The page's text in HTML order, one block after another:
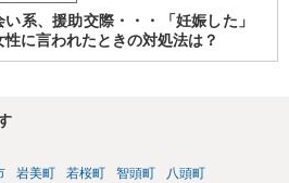
い系、援助交際・・・「妊娠した」
性に言われたときの対処法は？
岩美町 若桜町 智頭町
八頭町